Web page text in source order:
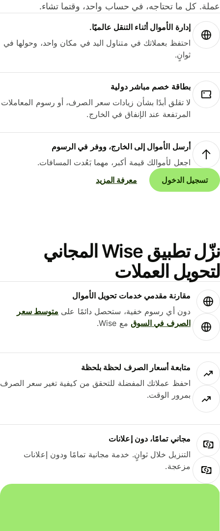
كل ما تحتاجه، في حساب واحد، وقتما تشاء.
إدارة الأموال أثناء التنقل عالميًا.
احتفظ بعملاتك في متناول اليد في مكان واحد، وحولها في
ثوانٍ.
بطاقة خصم مباشر دولية
لا تقلق أبدًا بشأن زيادات سعر الصرف، أو رسوم المعاملات
المرتفعة عند الإنفاق في الخارج.
أرسل الأموال إلى الخارج، ووفر في الرسوم
اجعل لأموالك قيمة أكبر، مهما بَعُدت المسافات.
تسجيل الدخول
معرفة المزيد
نزّل تطبيق Wise المجاني
العملات
مقارنة مقدمي خدمات تحويل الأموال
دون أي رسوم خفية، ستحصل دائمًا علىمتوسط ​​سعر
الصرف في السوقمع Wise.
متابعة أسعار الصرف لحظة بلحظة
احفظ عملاتك المفضلة للتحقق من كيفية تغير سعر الصرف
بمرور الوقت.
مجاني تمامًا، دون إعلانات
التنزيل خلال ثوانٍ. خدمة مجانية تمامًا ودون إعلانات
مزعجة.